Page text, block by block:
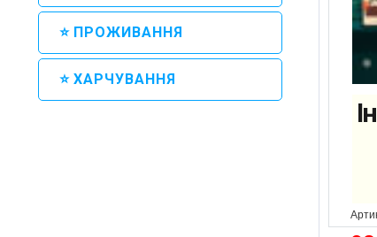
⭐ ПРОЖИВАННЯ
⭐ ХАРЧУВАННЯ